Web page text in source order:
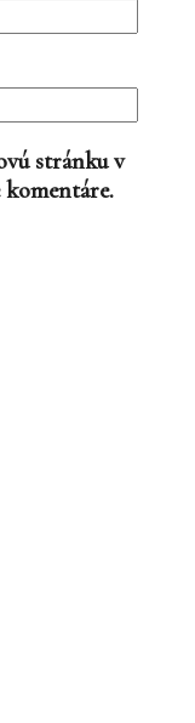
stránku v